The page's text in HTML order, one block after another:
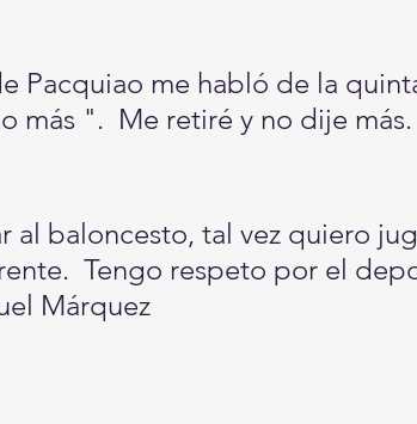
más ".  Me retiré y no dije
Tengo respeto por el
Márquez